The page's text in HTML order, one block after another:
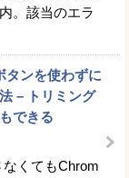
。該当のエラ
ンを使わずに
– トリミング
できる
くてもChrom